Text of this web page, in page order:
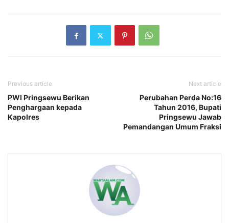
Previous article
PWI Pringsewu Berikan
Penghargaan kepada
Kapolres
Next article
Perubahan Perda No:16
Tahun 2016, Bupati
Pringsewu Jawab
Pemandangan Umum Fraksi